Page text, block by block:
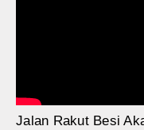
Jalan Rakut Besi